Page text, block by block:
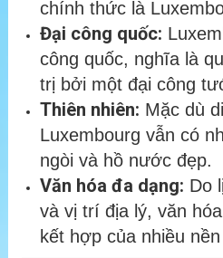
chính thức là
Đại công quốc:
công quốc, nghĩa là
trị bởi một đại công
Thiên nhiên: Mặc dù
Luxembourg vẫn có
ngòi và hồ nước đẹp.
Văn hóa đa dạng: Do
và vị trí địa lý, văn
kết hợp của nhiều